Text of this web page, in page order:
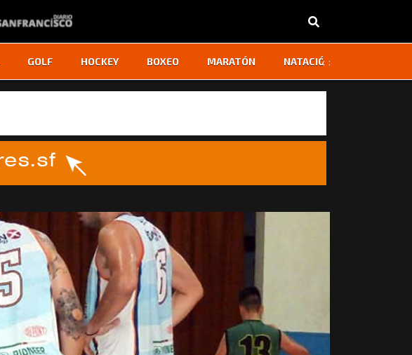
GOLF HOCKEY BOXEO MARATÓN NATACIÓN
‹ ›